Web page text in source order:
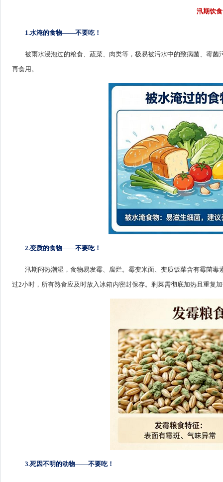
汛期饮
1.水淹的食物——不要吃！
被雨水浸泡过的粮食、蔬菜、肉类等，极易被污水中的致病菌、霉
再食用。
2.变质的食物——不要吃！
汛期闷热潮湿，食物易发霉、腐烂。霉变米面、变质饭菜含有霉菌
过2小时，所有熟食应及时放入冰箱内密封保存。剩菜需彻底加热且重复
3.死因不明的动物——不要吃！